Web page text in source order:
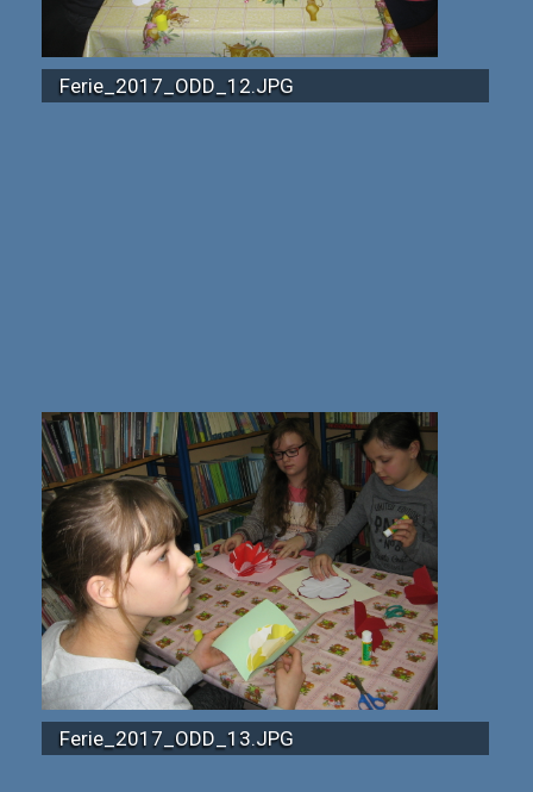
Ferie_2017_ODD_12.JPG
Ferie_2017_ODD_13.JPG